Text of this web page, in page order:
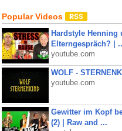
Popular Videos
Hardstyle Henning
Elterngespräch? |
youtube.com
WOLF -
youtube.com
Gewitter im Kopf
(2) | Raw and ...